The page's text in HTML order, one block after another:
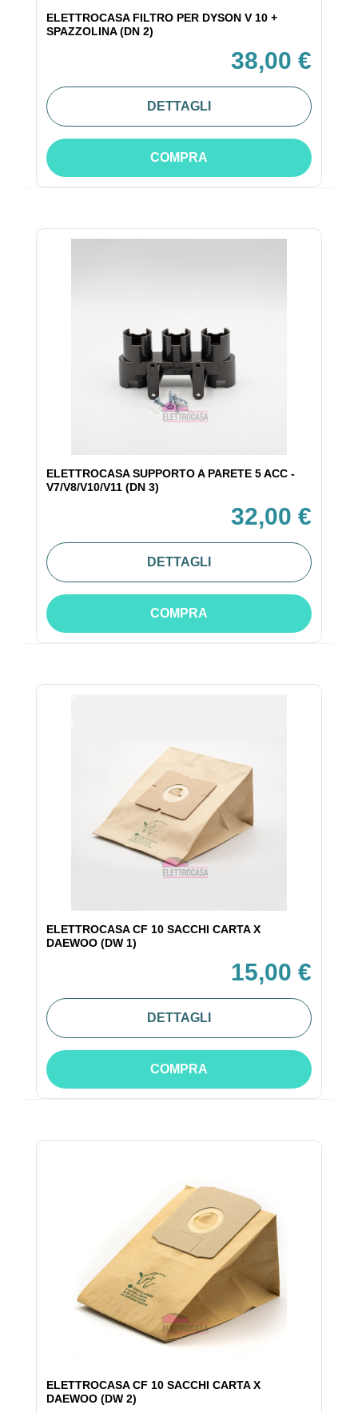
ELETTROCASA FILTRO PER DYSON V 10 +
SPAZZOLINA (DN 2)
38,00 €
DETTAGLI
COMPRA
ELETTROCASA SUPPORTO A PARETE 5 ACC -
V7/V8/V10/V11 (DN 3)
32,00 €
DETTAGLI
COMPRA
ELETTROCASA CF 10 SACCHI CARTA X
DAEWOO (DW 1)
15,00 €
DETTAGLI
COMPRA
ELETTROCASA CF 10 SACCHI CARTA X
DAEWOO (DW 2)